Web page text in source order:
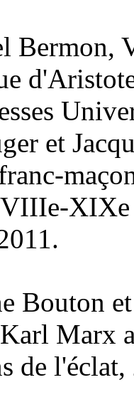
Bermon,
et
e-XIXe
Bouton et
Marx
de